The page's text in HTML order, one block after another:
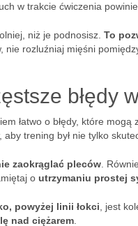
w trakcie ćwiczenia
niż je podnosisz. To
nie rozluźniaj mięśni
błędy
łatwo o błędy, które
trening był nie tylko
zaokrąglać pleców .
o utrzymaniu prostej
powyżej linii łokci , jest
nad ciężarem